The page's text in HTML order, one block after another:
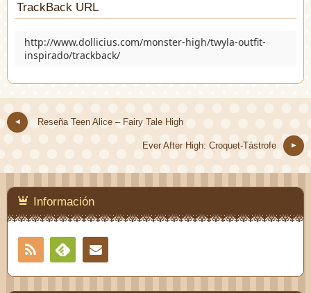
TrackBack URL
http://www.dollicius.com/monster-high/twyla-outfit-
inspirado/trackback/
Reseña Teen Alice – Fairy Tale High
Ever After High: Croquet-Tástrofe
Información
RSS
Feedly